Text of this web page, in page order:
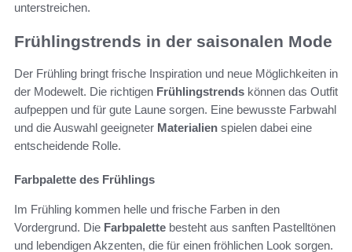
unterstreichen.
Frühlingstrends in der saisonalen Mode
Der Frühling bringt frische Inspiration und neue Möglichkeiten in
der Modewelt. Die richtigen Frühlingstrends können das Outfit
aufpeppen und für gute Laune sorgen. Eine bewusste Farbwahl
und die Auswahl geeigneter Materialien spielen dabei eine
entscheidende Rolle.
Farbpalette des Frühlings
Im Frühling kommen helle und frische Farben in den
Vordergrund. Die Farbpalette besteht aus sanften Pastelltönen
und lebendigen Akzenten, die für einen fröhlichen Look sorgen.